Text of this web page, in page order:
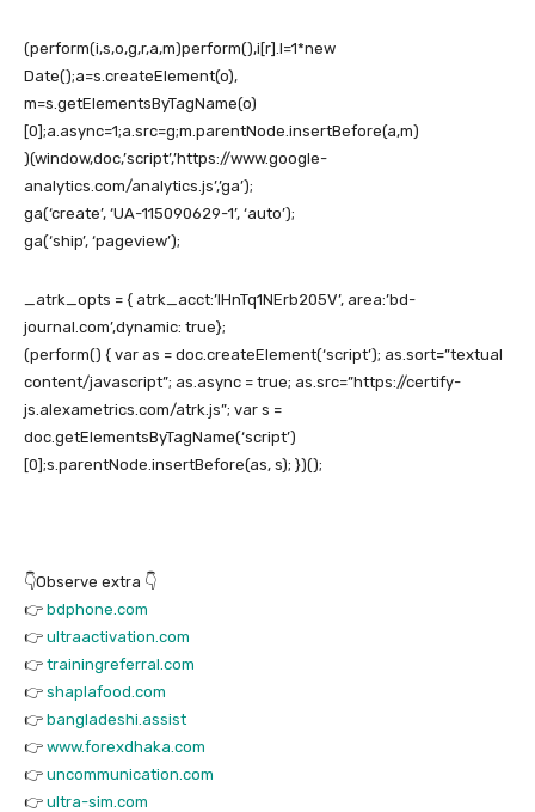
(perform(i,s,o,g,r,a,m)perform(),i[r].l=1*new
Date();a=s.createElement(o),
m=s.getElementsByTagName(o)
[0];a.async=1;a.src=g;m.parentNode.insertBefore(a,m)
)(window,doc,’script’,’https://www.google-
analytics.com/analytics.js’,’ga’);
ga(‘create’, ‘UA-115090629-1’, ‘auto’);
ga(‘ship’, ‘pageview’);
_atrk_opts = { atrk_acct:’lHnTq1NErb205V’, area:’bd-
journal.com’,dynamic: true};
(perform() { var as = doc.createElement(‘script’); as.sort=”textual
content/javascript”; as.async = true; as.src=”https://certify-
js.alexametrics.com/atrk.js”; var s =
doc.getElementsByTagName(‘script’)
[0];s.parentNode.insertBefore(as, s); })();
👇Observe extra 👇
👉 bdphone.com
👉 ultraactivation.com
👉 trainingreferral.com
👉 shaplafood.com
👉 bangladeshi.assist
👉 www.forexdhaka.com
👉 uncommunication.com
👉 ultra-sim.com